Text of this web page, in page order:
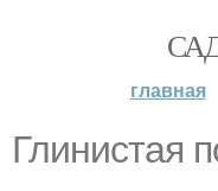
главная
Глинистая